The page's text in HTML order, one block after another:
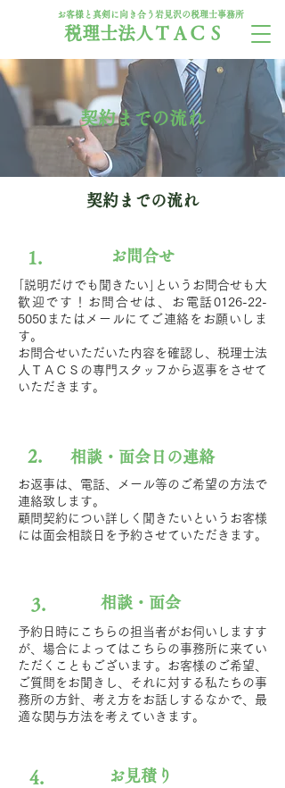
税理士法人ＴＡＣＳ
お客様と真剣に向き合う岩見沢の税理士事務所
契約までの流れ
契約までの流れ
1. お問合せ
｢説明だけでも聞きたい｣というお問合せも大
歓迎です！お問合せは、お電話0126-22-
5050またはメールにてご連絡をお願いしま
す。
お問合せいただいた内容を確認し、税理士法
人ＴＡＣＳの専門スタッフから返事をさせて
いただきます。
2. 相談・面会日の連絡
お返事は、電話、メール等のご希望の方法で
連絡致します。
顧問契約につい詳しく聞きたいというお客様
には面会相談日を予約させていただきます。
3. 相談・面会
予約日時にこちらの担当者がお伺いしますす
が、場合によってはこちらの事務所に来てい
ただくこともございます。お客様のご希望、
ご質問をお聞きし、それに対する私たちの事
務所の方針、考え方をお話しするなかで、最
適な関与方法を考えていきます。
4. お見積り